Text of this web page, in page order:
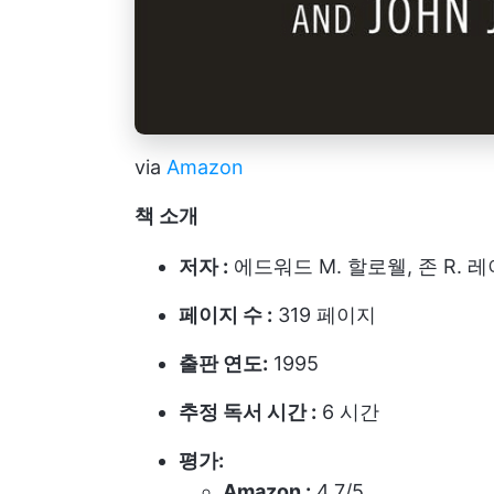
via Amazon
책 소개
저자 : 에드워드 M. 할로웰, 존 R. 레
페이지 수 : 319 페이지
출판 연도: 1995
추정 독서 시간 : 6 시간
평가: